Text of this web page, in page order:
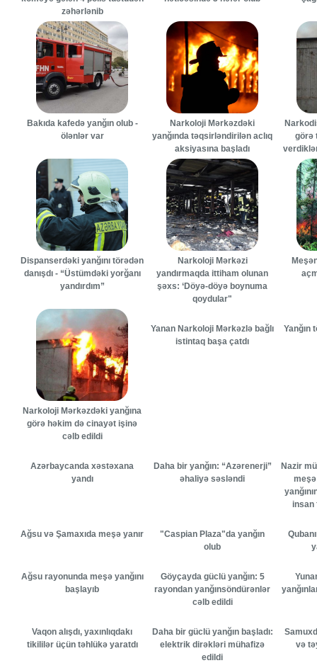
zəhərlənib
Bakıda kafedə yanğın olub -
ölənlər var
Narkoloji Mərkəzdəki
yanğında təqsirləndirilən aclıq
aksiyasına başladı
görə
Dispanserdəki yanğını törədən
danışdı - “Üstümdəki yorğanı
yandırdım”
Narkoloji Mərkəzi
yandırmaqda ittiham olunan
şəxs: ‘Döyə-döyə boynuma
qoydular"
Narkoloji Mərkəzdəki yanğına
görə həkim də cinayət işinə
cəlb edildi
Yanan Narkoloji Mərkəzlə bağlı
istintaq başa çatdı
Yanğın
Azərbaycanda xəstəxana
yandı
Daha bir yanğın: “Azərenerji”
əhaliyə səsləndi
Nazir
insan
Ağsu və Şamaxıda meşə yanır
"Caspian Plaza"da yanğın
olub
Ağsu rayonunda meşə yanğını
başlayıb
Göyçayda güclü yanğın: 5
rayondan yanğınsöndürənlər
cəlb edildi
Vaqon alışdı, yaxınlıqdakı
tikililər üçün təhlükə yaratdı
Daha bir güclü yanğın başladı:
elektrik dirəkləri mühafizə
edildi
və